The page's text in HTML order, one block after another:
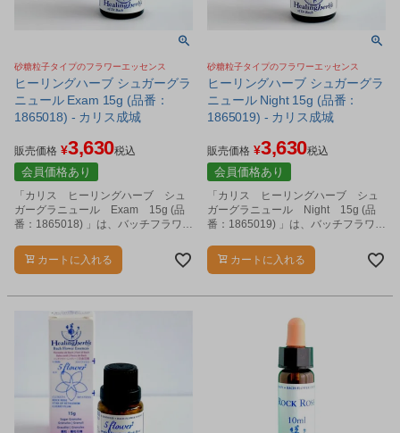
砂糖粒子タイプのフラワーエッセンス
ヒーリングハーブ シュガーグラ
ニュール Exam 15g (品番：
1865018) - カリス成城
販売価格 ¥3,630税込
会員価格あり
「カリス ヒーリングハーブ シュ
ガーグラニュール Exam 15g (品
番：1865018) 」は、バッチフラワー
み込ませ、飽和処理されたノンアル
コールの微粒子状グラニュールで
カートに入れる
砂糖粒子タイプのフラワーエッセンス
ヒーリングハーブ シュガーグラ
ニュール Night 15g (品番：
1865019) - カリス成城
販売価格 ¥3,630税込
会員価格あり
「カリス ヒーリングハーブ シュ
ガーグラニュール Night 15g (品
番：1865019) 」は、バッチフラワー
み込ませ、飽和処理されたノンアル
コールの微粒子状グラニュールで
カートに入れる